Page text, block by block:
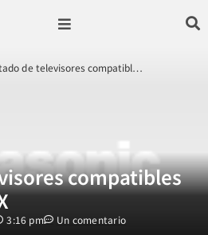
de televisores compatibl…
compatibles
3:16 pm Un comentario